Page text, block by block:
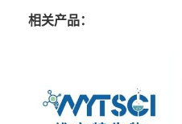
相关产品：